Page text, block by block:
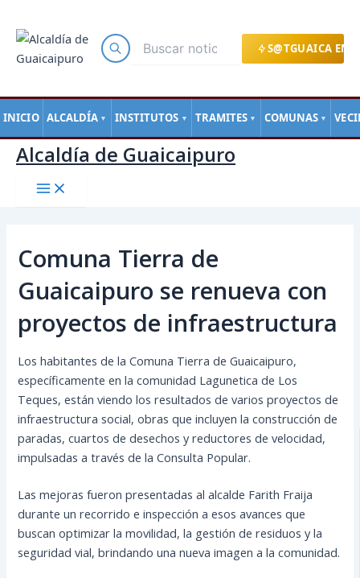
S@TGUAICA EN
INICIO ALCALDÍA ▼ INSTITUTOS ▼ TRAMITES ▼ COMUNAS ▼
contenido
Alcaldía de Guaicaipuro
Comuna Tierra de
Guaicaipuro se renueva con
proyectos de infraestructura
Los habitantes de la Comuna Tierra de Guaicaipuro,
específicamente en la comunidad Lagunetica de Los
Teques, están viendo los resultados de varios proyectos de
infraestructura social, obras que incluyen la construcción de
paradas, cuartos de desechos y reductores de velocidad,
impulsadas a través de la Consulta Popular.
Las mejoras fueron presentadas al alcalde Farith Fraija
durante un recorrido e inspección a esos avances que
buscan optimizar la movilidad, la gestión de residuos y la
seguridad vial, brindando una nueva imagen a la comunidad.
de
entradas